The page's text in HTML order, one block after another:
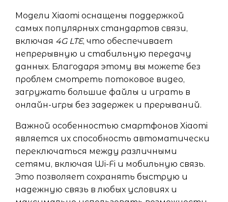
Модели Xiaomi оснащены поддержкой
самых популярных стандартов связи,
включая 4G LTE, что обеспечивает
непрерывную и стабильную передачу
данных. Благодаря этому вы можете без
проблем смотреть потоковое видео,
загружать большие файлы и играть в
онлайн-игры без задержек и прерываний.
Важной особенностью смартфонов Xiaomi
является их способность автоматически
переключаться между различными
сетями, включая Wi-Fi и мобильную связь.
Это позволяет сохранять быструю и
надежную связь в любых условиях и